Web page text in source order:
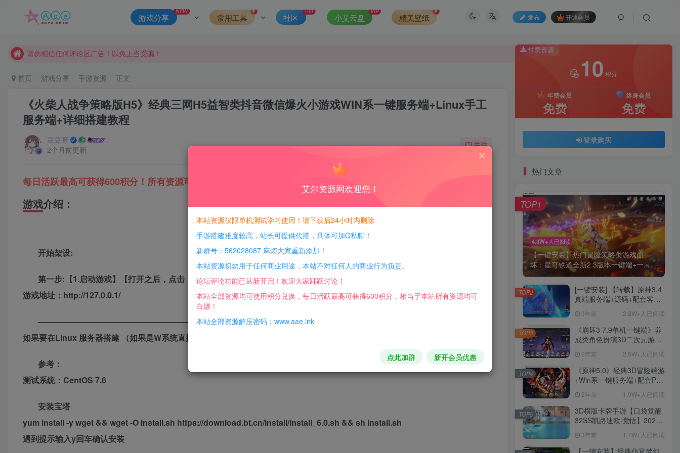
发布 开通会员
游戏分享
NEW
常用工具 社区
+99
小艾云盘
VIP
精美壁纸
现在赞助会员享受专属折扣，详情点击此条公告。
本网站的文章部分内容可能来源于网络，仅供大家学习与参考，如有侵权，请联系站长QQ466107887进行删除处理。
首页
游戏分享 手游资源 正文
《火柴人战争策略版H5》经典三网H5益智类抖音微信爆火小游戏WIN系一键服务端+Linux手工
服务端+详细搭建教程
豆豆呀
2个月前更新
关注
每日活跃最高可获得600积分！所有资源可以使用积分免费兑换！
游戏介绍：
开始架设:
第一步:【1.启动游戏】【打开之后，点击（启动Nginx1.15.11），正常为1个绿灯，如果出现红灯，请百度搜索解决办法。】
游戏地址：http://127.0.0.1/
——————————————————————————–
如果要在Linux 服务器搭建 （如果是W系统直接复制上面的 如果是Linux的就安装个宝塔把文件丢进去就可以了）
参考：
测试系统：CentOS 7.6
安装宝塔
yum install -y wget && wget -O install.sh https://download.bt.cn/install/install_6.0.sh && sh install.sh
遇到提示输入y回车确认安装
付费资源
10 积分
年费会员
免费
终身会员
免费
登录购买
热门文章
4.3W+人已阅读
【一键安装】热门冒险策略类游戏崩
坏：星穹铁道全新2.3版本一键端+一...
TOP1
[一键安装] 【转载】原神3.4
真端服务端+源码+配套客户
说明文件
3年前 2.8W+人已阅读
TOP2
《崩坏3 7.9单机一键端》养
成类角色扮演3D二次元游
用、无限资源、附带保姆级
安装教程
2年前 2.5W+人已阅读
TOP3
《原神5.0》经典3D冒险端游
+Win系一键服务端+配套PC
池文件
2年前 1.9W+人已阅读
TOP4
3D横版卡牌手游【口袋觉醒
32SS凯路迪欧·觉悟】2023
+支付对接+安卓苹果双端+运
营后台+GM授权后台+代理
3年前 1.7W+人已阅读
TOP5
免费 免费
游戏介绍：
游戏截图：
下载地址：
HI！请登录
登录 注册
艾尔资源网欢迎您！
本站资源仅限单机测试学习使用！请下载后24小时内删除
手游搭建难度较高，站长可提供代搭，具体可加Q私聊！
新群号：562028087 麻烦大家重新添加！
本站资源切勿用于任何商业用途，本站不对任何人的商业行为负责。
论坛评论功能已从新开启！欢迎大家踊跃讨论！
本站全部资源均可使用积分兑换，每日活跃最高可获得600积分，相当于本站所有资源均可
白嫖！
本站全部资源解压密码：www.aae.ink
点此加群 新开会员优惠